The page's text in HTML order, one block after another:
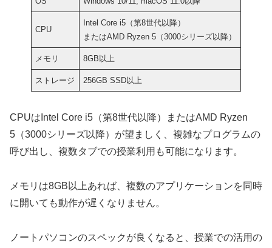
CPU
Intel Core i5（第8世代以降）
またはAMD Ryzen 5（3000シリーズ以降）
メモリ 8GB以上
ストレージ 256GB SSD以上
CPUはIntel Core i5（第8世代以降）またはAMD Ryzen
5（3000シリーズ以降）が望ましく、複雑なプログラムの
呼び出し、複数タブでの授業利用も可能になります。
メモリは8GB以上あれば、複数のアプリケーションを同時
に開いても動作が遅くなりません。
ノートパソコンのスペックが良くなると、授業での活用の